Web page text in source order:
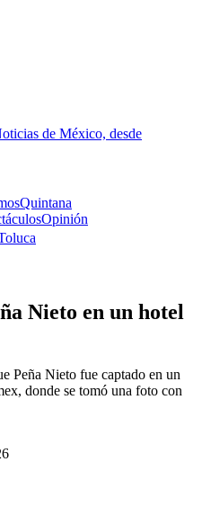
de México, desde
Quintana
Opinión
Nieto en un hotel
Peña Nieto fue captado en un
donde se tomó una foto con